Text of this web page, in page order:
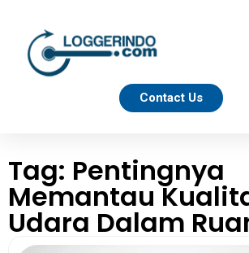
Contact Us
Tag: Pentingnya
Memantau
Udara Dalam